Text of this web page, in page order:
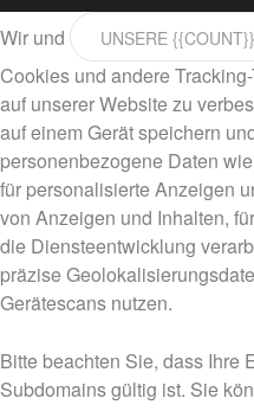
Wir und UNSERE
Cookies und andere
auf unserer Website zu
auf einem Gerät speichern
personenbezogene Daten
für personalisierte Anzeigen
von Anzeigen und Inhalten,
die Diensteentwicklung
präzise
Gerätescans nutzen.
Bitte beachten Sie, dass Ihre
Subdomains gültig ist. Sie